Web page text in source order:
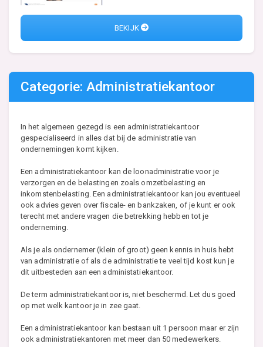
BEKIJK
Categorie: Administratiekantoor
In het algemeen gezegd is een administratiekantoor
gespecialiseerd in alles dat bij de administratie van
ondernemingen komt kijken.
Een administratiekantoor kan de loonadministratie voor je
verzorgen en de belastingen zoals omzetbelasting en
inkomstenbelasting. Een administratiekantoor kan jou eventueel
ook advies geven over fiscale- en bankzaken, of je kunt er ook
terecht met andere vragen die betrekking hebben tot je
onderneming.
Als je als ondernemer (klein of groot) geen kennis in huis hebt
van administratie of als de administratie te veel tijd kost kun je
dit uitbesteden aan een administatiekantoor.
De term administratiekantoor is, niet beschermd. Let dus goed
op met welk kantoor je in zee gaat.
Een administratiekantoor kan bestaan uit 1 persoon maar er zijn
ook administratiekantoren met meer dan 50 medewerkers.